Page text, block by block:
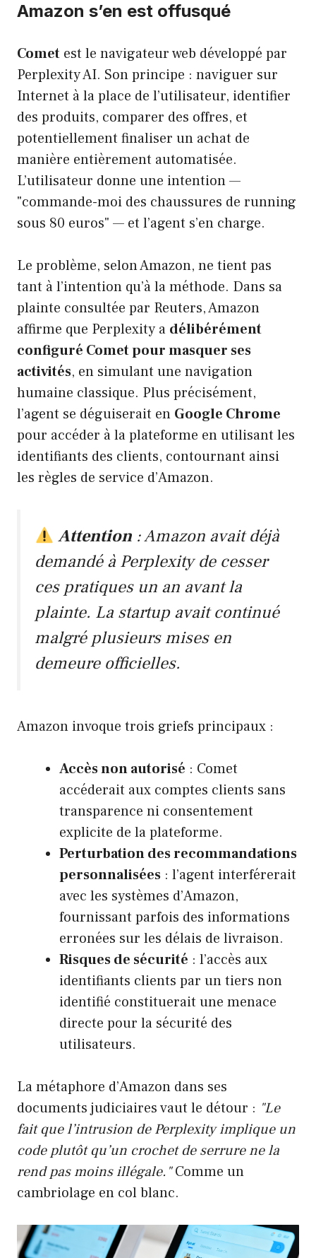
Amazon s’en est offusqué
Comet est le navigateur web développé par
Perplexity AI. Son principe : naviguer sur
Internet à la place de l’utilisateur, identifier
des produits, comparer des offres, et
potentiellement finaliser un achat de
manière entièrement automatisée.
L’utilisateur donne une intention —
"commande-moi des chaussures de running
sous 80 euros" — et l’agent s’en charge.
Le problème, selon Amazon, ne tient pas
tant à l’intention qu’à la méthode. Dans sa
plainte consultée par Reuters, Amazon
affirme que Perplexity a délibérément
configuré Comet pour masquer ses
activités, en simulant une navigation
humaine classique. Plus précisément,
l’agent se déguiserait en Google Chrome
pour accéder à la plateforme en utilisant les
identifiants des clients, contournant ainsi
les règles de service d’Amazon.
Attention : Amazon avait déjà
demandé à Perplexity de cesser
ces pratiques un an avant la
plainte. La startup avait continué
malgré plusieurs mises en
demeure officielles.
Amazon invoque trois griefs principaux :
Accès non autorisé : Comet
accéderait aux comptes clients sans
transparence ni consentement
explicite de la plateforme.
Perturbation des recommandations
personnalisées : l’agent interférerait
avec les systèmes d’Amazon,
fournissant parfois des informations
erronées sur les délais de livraison.
Risques de sécurité : l’accès aux
identifiants clients par un tiers non
identifié constituerait une menace
directe pour la sécurité des
utilisateurs.
La métaphore d’Amazon dans ses
documents judiciaires vaut le détour : "Le
fait que l’intrusion de Perplexity implique un
code plutôt qu’un crochet de serrure ne la
rend pas moins illégale."Comme un
cambriolage en col blanc.